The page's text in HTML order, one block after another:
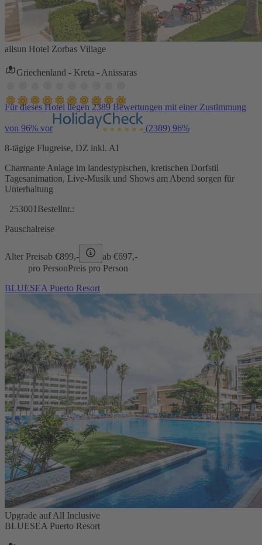
allsun Hotel Zorbas Village
Griechenland - Kreta - Anissaras
Für dieses Hotel liegen 2389 Bewertungen mit einer Zustimmung
von 96% vor (2389) 96%
8-tägige Flugreise, DZ inkl. AI
Charmante Anlage im landestypischen, kretischen Dorfstil
Tagesanimation, Live-Musik und Shows am Abend sorgen für
Unterhaltung
253001 Bestellnr.:
Pauschalreise
Alter Preisab €899,- ab €697,-
pro PersonPreis pro Person
BLUESEA Puerto Resort
Upgrade auf All Inclusive
BLUESEA Puerto Resort